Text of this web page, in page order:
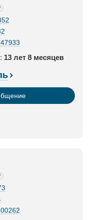
13 лет 8 месяцев